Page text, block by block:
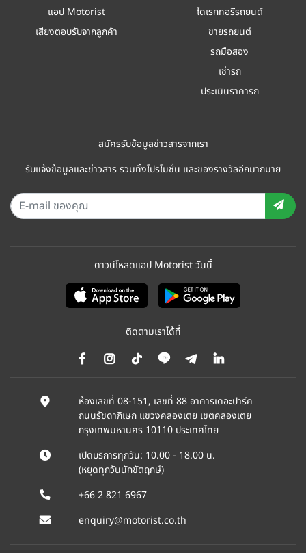
แอป Motorist
เสียงตอบรับจากลูกค้า
ไดเรกทอรีรถยนต์
ขายรถยนต์
รถมือสอง
เช่ารถ
ประเมินราคารถ
สมัครรับข้อมูลข่าวสารจากเรา
รับแจ้งข้อมูลและข่าวสาร รวมทั้งโปรโมชั่น และของรางวัลอีกมากมาย
ดาวน์โหลดแอป Motorist วันนี้
ติดตามเราได้ที่
ห้องเลขที่ 08-151, เลขที่ 88 อาคารเดอะปาร์ค
ถนนรัชดาภิเษก แขวงคลองเตย เขตคลองเตย
กรุงเทพมหานคร 10110 ประเทศไทย
เปิดบริการทุกวัน: 10.00 - 18.00 น.
(หยุดทุกวันนักขัตฤกษ์)
+66 2 821 6967
enquiry@motorist.co.th